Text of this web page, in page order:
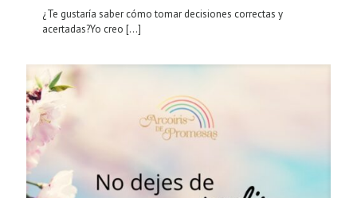
¿Te gustaría saber cómo tomar decisiones correctas y
acertadas?Yo creo […]